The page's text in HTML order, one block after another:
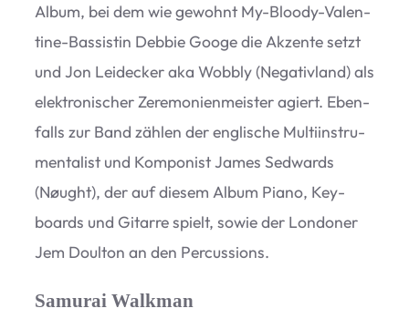
Album, bei dem wie gewohnt My-Bloody-Valen­
tine-Bas­sis­tin Debbie Googe die Akzente setzt
und Jon Lei­de­cker aka Wob­bly (Nega­tiv­land) als
elek­tro­ni­scher Zere­mo­nien­meis­ter agiert. Eben­
falls zur Band zäh­len der eng­li­sche Mul­ti­in­stru­
men­ta­list und Kom­po­nist James Sedwards
(Nøught), der auf die­sem Album Piano, Key­
boards und Gitarre spielt, sowie der Lon­do­ner
Jem Doul­ton an den Percussions.
Samurai Walkman